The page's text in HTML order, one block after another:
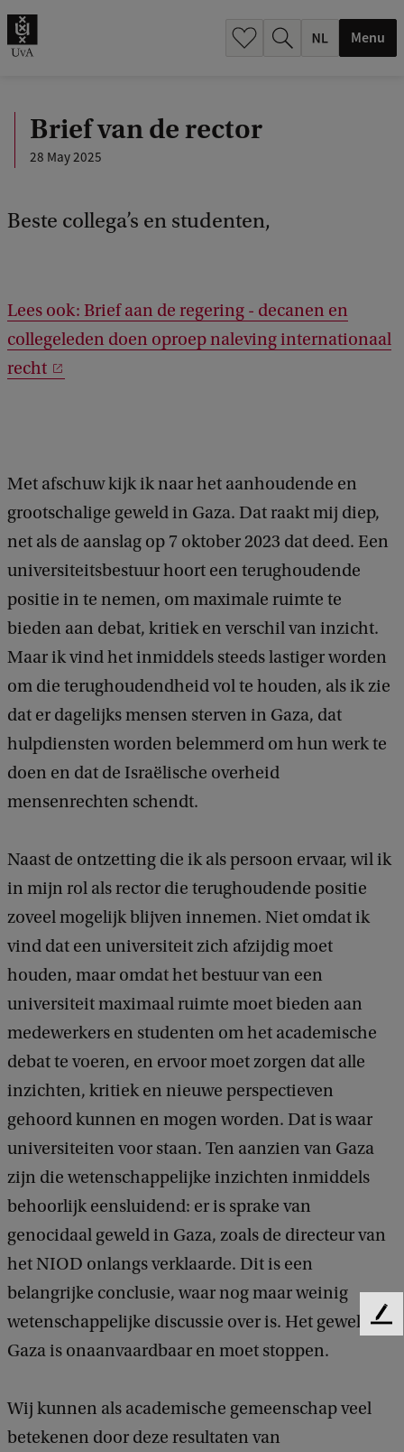
Menu
Brief van de rector
28 May 2025
Beste collega’s en studenten,
Lees ook: Brief aan de regering - decanen en
collegeleden doen oproep naleving internationaal
recht
Met afschuw kijk ik naar het aanhoudende en
grootschalige geweld in Gaza. Dat raakt mij diep,
net als de aanslag op 7 oktober 2023 dat deed. Een
universiteitsbestuur hoort een terughoudende
positie in te nemen, om maximale ruimte te
bieden aan debat, kritiek en verschil van inzicht.
Maar ik vind het inmiddels steeds lastiger worden
om die terughoudendheid vol te houden, als ik zie
dat er dagelijks mensen sterven in Gaza, dat
hulpdiensten worden belemmerd om hun werk te
doen en dat de Israëlische overheid
mensenrechten schendt.
Naast de ontzetting die ik als persoon ervaar, wil ik
in mijn rol als rector die terughoudende positie
zoveel mogelijk blijven innemen. Niet omdat ik
vind dat een universiteit zich afzijdig moet
houden, maar omdat het bestuur van een
universiteit maximaal ruimte moet bieden aan
medewerkers en studenten om het academische
debat te voeren, en ervoor moet zorgen dat alle
inzichten, kritiek en nieuwe perspectieven
gehoord kunnen en mogen worden. Dat is waar
universiteiten voor staan. Ten aanzien van Gaza
zijn die wetenschappelijke inzichten inmiddels
behoorlijk eensluidend: er is sprake van
genocidaal geweld in Gaza, zoals de directeur van
het NIOD onlangs verklaarde. Dit is een
belangrijke conclusie, waar nog maar weinig
wetenschappelijke discussie over is. Het geweld in
Gaza is onaanvaardbaar en moet stoppen.
Wij kunnen als academische gemeenschap veel
betekenen door deze resultaten van
F